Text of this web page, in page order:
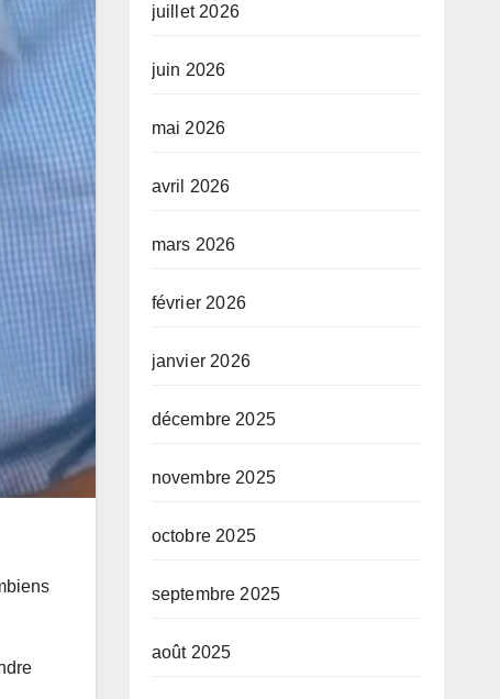
juillet 2026
juin 2026
mai 2026
avril 2026
mars 2026
février 2026
janvier 2026
décembre 2025
novembre 2025
octobre 2025
septembre 2025
août 2025